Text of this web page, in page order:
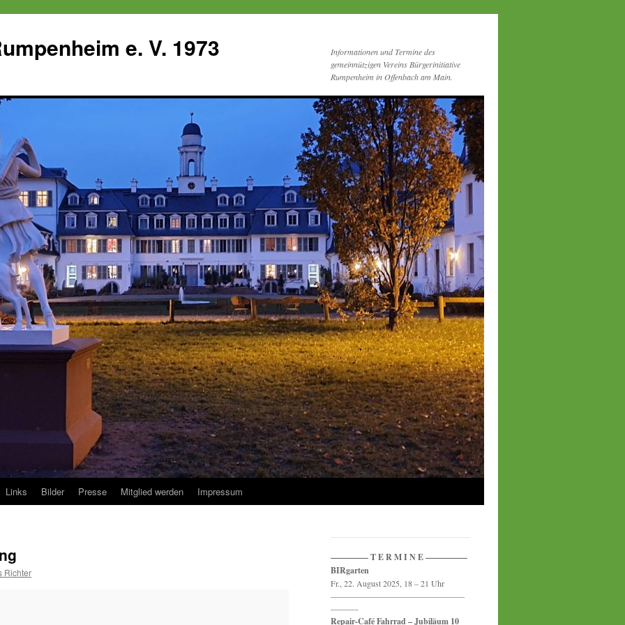
e. V. 1973
Informationen und Termine des
gemeinnützigen Vereins Bürgerinitiative
Rumpenheim in Offenbach am Main.
Links Bilder Presse Mitglied werden Impressum
Richter
————– T E R M I N E —————
BIRgarten
Fr., 22. August 2025, 18 – 21 Uhr
————————————————
———-
Repair-Café Fahrrad – Jubiläum 10